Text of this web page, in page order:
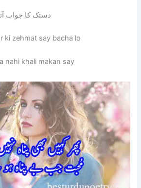
دستک کا جواب
ki zehmat say bacha lo
nahi khali makan say